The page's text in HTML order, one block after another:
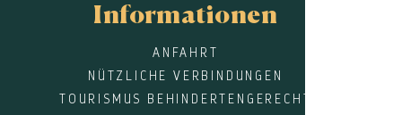
Informationen
ANFAHRT
NÜTZLICHE VERBINDUNGEN
TOURISMUS BEHINDERTENGERECHT